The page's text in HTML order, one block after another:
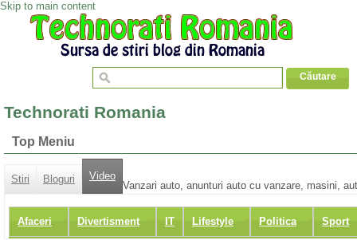
Skip to main content
Technorati Romania
Top Meniu
Stiri Bloguri Video
Afaceri Divertisment IT Lifestyle Politica Sport
Vanzari auto, anunturi auto cu vanzare, masini,